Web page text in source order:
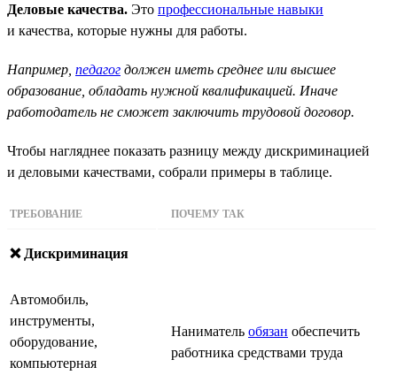
Деловые качества. Это профессиональные навыки
и качества, которые нужны для работы.
Например, педагог должен иметь среднее или высшее
образование, обладать нужной квалификацией. Иначе
работодатель не сможет заключить трудовой договор.
Чтобы нагляднее показать разницу между дискриминацией
и деловыми качествами, собрали примеры в таблице.
ТРЕБОВАНИЕ ПОЧЕМУ ТАК
❌ Дискриминация
Автомобиль,
инструменты,
оборудование,
компьютерная
Наниматель обязан обеспечить
работника средствами труда